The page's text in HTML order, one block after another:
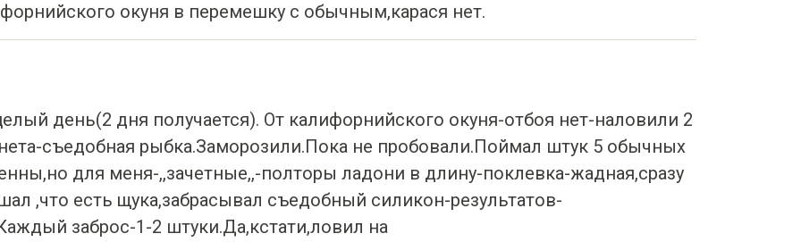
окуня в перемешку с обычным,карася нет.
день(2 дня получается). От калифорнийского окуня-отбоя нет-наловили 2
съедобная рыбка.Заморозили.Пока не пробовали.Поймал штук 5 обычных
для меня-,,зачетные,,-полторы ладони в длину-поклевка-жадная,сразу
,что есть щука,забрасывал съедобный силикон-результатов-
заброс-1-2 штуки.Да,кстати,ловил на